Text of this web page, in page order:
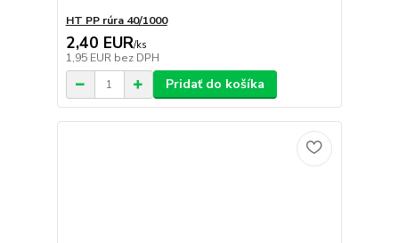
HT PP rúra 40/1000
2,40 EUR/ks
1,95 EUR bez DPH
Pridať do košíka